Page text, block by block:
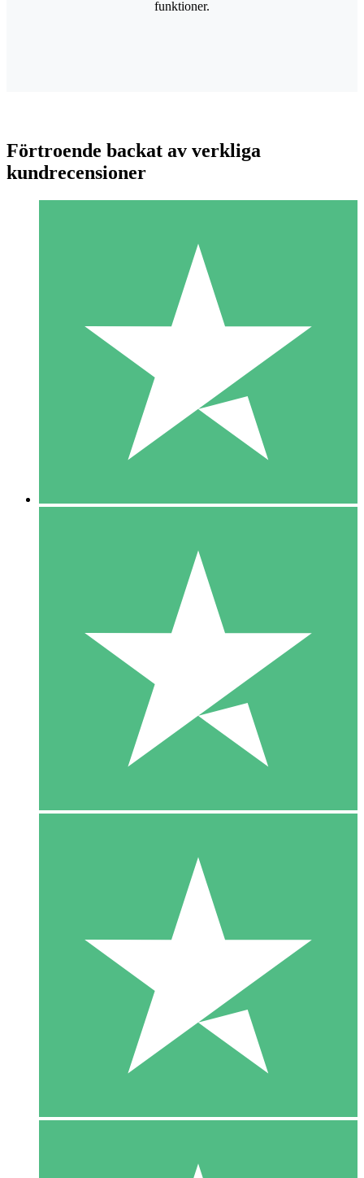
Individuella Kreditpaket
Betala per användning med nedladdningskrediter. Inget
1 Nedladdningar
10 00
10 Nedladdningar
20 00
funktioner.
Förtroende backat av verkliga
kundrecensioner